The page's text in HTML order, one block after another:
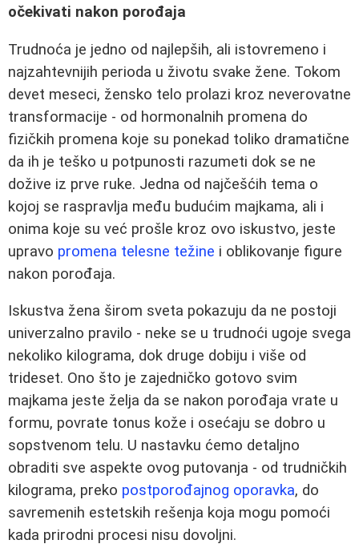
očekivati nakon porođaja
Trudnoća je jedno od najlepših, ali istovremeno i
najzahtevnijih perioda u životu svake žene. Tokom
devet meseci, žensko telo prolazi kroz neverovatne
transformacije - od hormonalnih promena do
fizičkih promena koje su ponekad toliko dramatične
da ih je teško u potpunosti razumeti dok se ne
dožive iz prve ruke. Jedna od najčešćih tema o
kojoj se raspravlja među budućim majkama, ali i
onima koje su već prošle kroz ovo iskustvo, jeste
upravo promena telesne težine i oblikovanje figure
nakon porođaja.
Iskustva žena širom sveta pokazuju da ne postoji
univerzalno pravilo - neke se u trudnoći ugoje svega
nekoliko kilograma, dok druge dobiju i više od
trideset. Ono što je zajedničko gotovo svim
majkama jeste želja da se nakon porođaja vrate u
formu, povrate tonus kože i osećaju se dobro u
sopstvenom telu. U nastavku ćemo detaljno
obraditi sve aspekte ovog putovanja - od trudničkih
kilograma, preko postporođajnog oporavka, do
savremenih estetskih rešenja koja mogu pomoći
kada prirodni procesi nisu dovoljni.